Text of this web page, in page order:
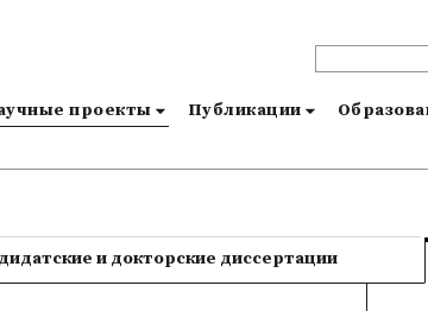
проекты Публикации
и докторские диссертации